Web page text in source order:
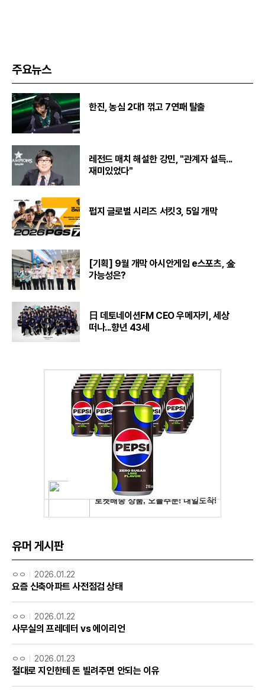
주요뉴스
한진, 농심 2대1 꺾고 7연패 탈출
레전드 매치 해설한 강민, "관계자 설득...
재미있었다"
펍지 글로벌 시리즈 서킷3, 5일 개막
[기획] 9월 개막 아시안게임 e스포츠, 金
가능성은?
日 데토네이션FM CEO 우메자키, 세상
떠나...향년 43세
유머 게시판
ㅇㅇ 2026.01.22
요즘 신축아파트 사전점검 상태
ㅇㅇ 2026.01.22
사무실의 프레데터 vs 에이리언
ㅇㅇ 2026.01.23
절대로 지인한테 돈 빌려주면 안되는 이유